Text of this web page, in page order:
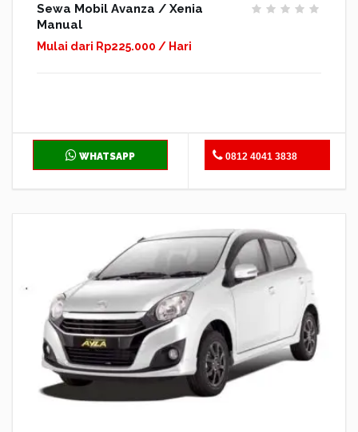
Sewa Mobil Avanza / Xenia
Manual
Mulai dari Rp225.000 / Hari
WHATSAPP 0812 4041 3838